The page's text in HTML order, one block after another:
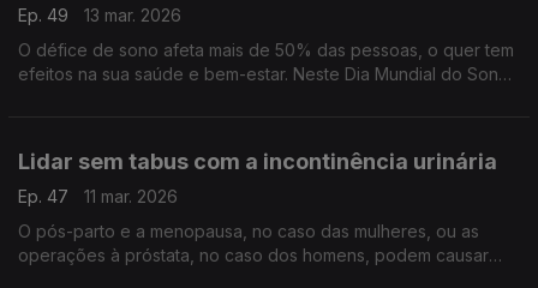
Ep. 49
13 mar. 2026
O défice de sono afeta mais de 50% das pessoas, o quer tem
efeitos na sua saúde e bem-estar. Neste Dia Mundial do Sono
Lidar sem tabus com a incontinência urinária
Ep. 47
11 mar. 2026
O pós-parto e a menopausa, no caso das mulheres, ou as
operações à próstata, no caso dos homens, podem causar